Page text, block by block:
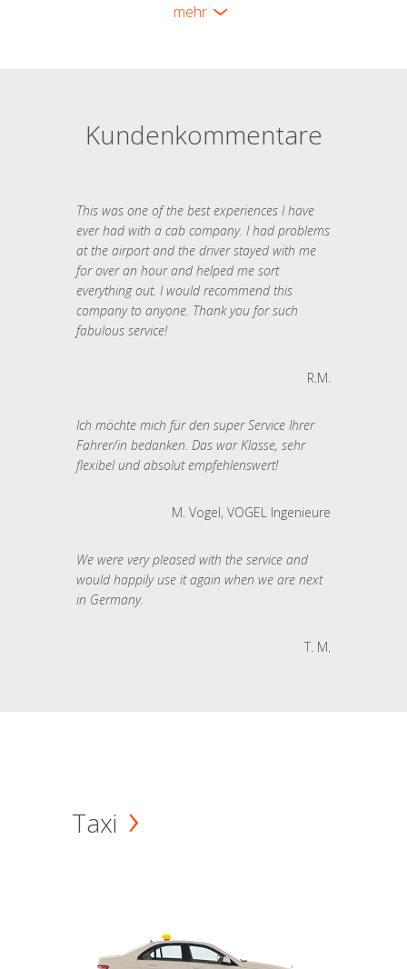
mehr
Kundenkommentare
This was one of the best experiences I have
ever had with a cab company. I had problems
at the airport and the driver stayed with me
for over an hour and helped me sort
everything out. I would recommend this
company to anyone. Thank you for such
fabulous service!
R.M.
Ich möchte mich für den super Service Ihrer
Fahrer/in bedanken. Das war Klasse, sehr
flexibel und absolut empfehlenswert!
M. Vogel, VOGEL Ingenieure
We were very pleased with the service and
would happily use it again when we are next
in Germany.
T. M.
Taxi